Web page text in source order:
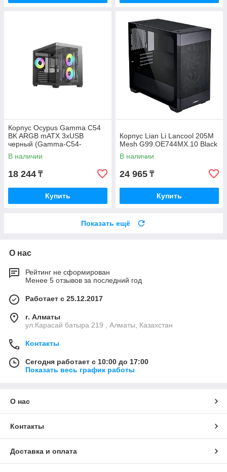
Корпус Ocypus Gamma C54
BK ARGB mATX 3xUSB
черный (Gamma-C54-
BKD300XX-GL)
В наличии
18 244 ₸
Купить
Корпус Lian Li Lancool 205M
Mesh G99.OE744MX.10 Black
В наличии
24 965 ₸
Купить
Показать ещё
О нас
Рейтинг не сформирован
Менее 5 отзывов за последний год
Работает с 25.12.2017
г. Алматы
ул.Карасай батыра 219 , Алматы, Казахстан
Контакты
Сегодня работает с 10:00 до 17:00
Показать весь график работы
О нас
Контакты
Доставка и оплата